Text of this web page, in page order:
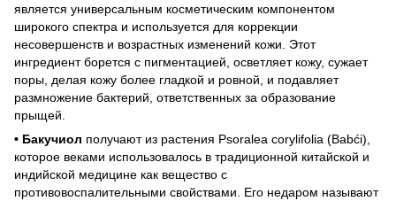
является универсальным косметическим компонентом
широкого спектра и используется для коррекции
несовершенств и возрастных изменений кожи. Этот
ингредиент борется с пигментацией, осветляет кожу, сужает
поры, делая кожу более гладкой и ровной, и подавляет
размножение бактерий, ответственных за образование
прыщей.
• Бакучиол получают из растения Psoralea corylifolia (Babći),
которое веками использовалось в традиционной китайской и
индийской медицине как вещество с
противовоспалительными свойствами. Его недаром называют